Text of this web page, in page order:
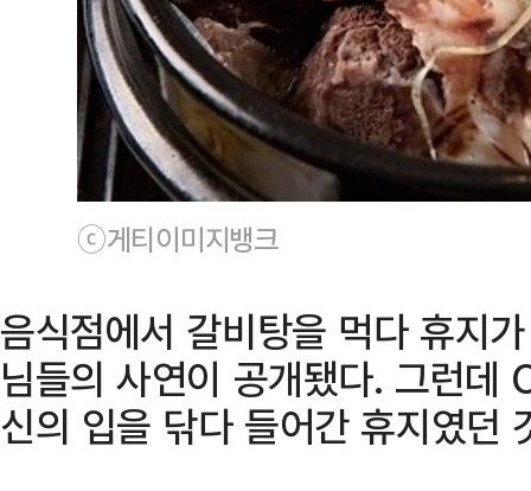
ⓒ게티이미지뱅크
음식점에서 갈비탕을 먹다 휴지
님들의 사연이 공개됐다. 그런
신의 입을 닦다 들어간 휴지였던